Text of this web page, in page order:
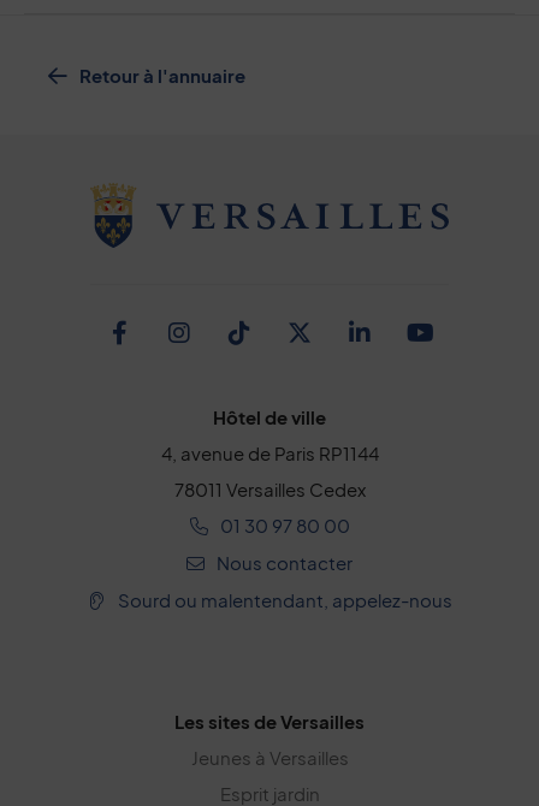
Retour à l'annuaire
Facebook
Instagram
TikTokTwitter
Linkedin
Hôtel de ville
4, avenue de Paris RP1144
78011 Versailles Cedex
01 30 97 80 00
Nous contacter
Sourd ou malentendant, appelez-nous
Les sites de Versailles
Jeunes à Versailles
Esprit jardin